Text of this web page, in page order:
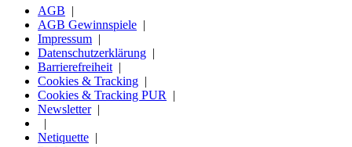
AGB
AGB Gewinnspiele
Impressum
Datenschutzerklärung
Barrierefreiheit
Cookies & Tracking
Cookies & Tracking PUR
Newsletter
Netiquette